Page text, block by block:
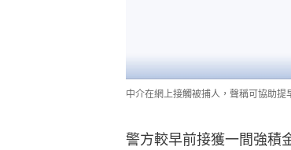
中介在網上接觸被捕人，聲稱可協助提
警方較早前接獲一間強積